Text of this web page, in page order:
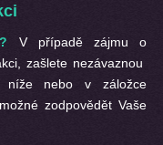
V případě zájmu o
zašlete nezávaznou
níže nebo v záložce
zodpovědět Vaše